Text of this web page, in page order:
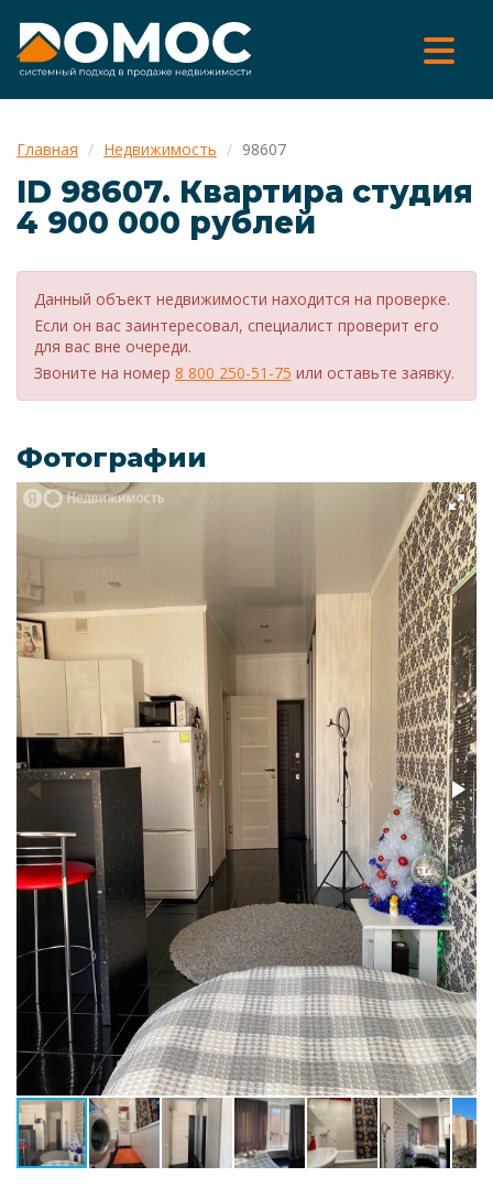
Главная Недвижимость 98607
ID 98607. Квартира cтудия
4 900 000 рублей
Данный объект недвижимости находится на проверке.
Если он вас заинтересовал, специалист проверит его
для вас вне очереди.
Звоните на номер 8 800 250-51-75 или оставьте заявку.
Фотографии